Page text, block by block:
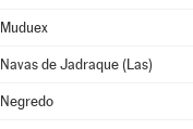
Muduex
Navas de Jadraque (Las)
Negredo